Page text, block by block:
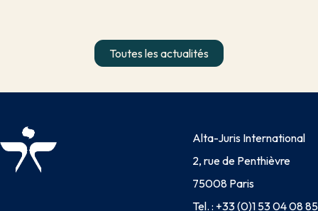
Toutes les actualités
Alta-Juris International
2, rue de Penthièvre
75008 Paris
Tel. : +33 (0)1 53 04 08 85